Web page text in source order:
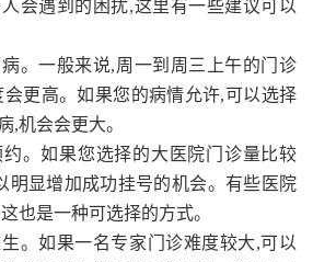
会遇到的困扰,这里有一些建议可以
。一般来说,周一到周三上午的门诊
更高。如果您的病情允许,可以选择
,机会会更大。
。如果您选择的大医院门诊量比较
明显增加成功挂号的机会。有些医院
也是一种可选择的方式。
。如果一名专家门诊难度较大,可以